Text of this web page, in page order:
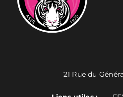
21 Rue du